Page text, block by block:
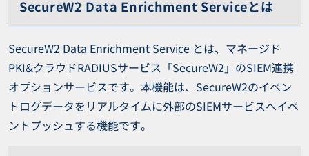
SecureW2 Data Enrichment Serviceとは
SecureW2 Data Enrichment Service とは、マネージド
PKI&クラウドRADIUSサービス「SecureW2」のSIEM連携
オプションサービスです。本機能は、SecureW2のイベン
トログデータをリアルタイムに外部のSIEMサービスへイベ
ントプッシュする機能です。